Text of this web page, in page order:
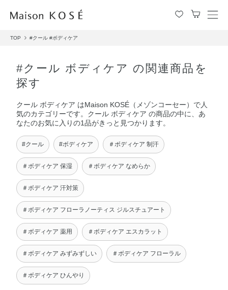
メ
TOP #クール #ボディケア
#クール ボディケア の関連商品を
探す
クール ボディケア はMaison KOSÉ（メゾンコーセー）で人
気のカテゴリーです。クール ボディケア の商品の中に、あ
なたのお気に入りの1品がきっと見つかります。
#クール #ボディケア ＃ボディケア 制汗
＃ボディケア 保湿 ＃ボディケア なめらか
＃ボディケア 汗対策
＃ボディケア フローラノーティス ジルスチュアート
＃ボディケア 薬用 ＃ボディケア エスカラット
＃ボディケア みずみずしい ＃ボディケア フローラル
＃ボディケア ひんやり